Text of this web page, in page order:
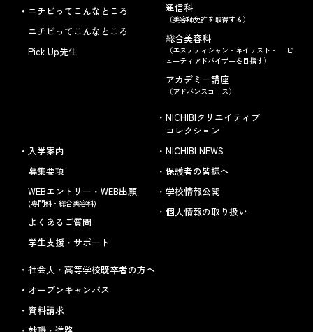
ニチビってこんなところ
ニチビってこんなところ
Pick Up先生
通信科
（美容師免許を取得する）
総合美容科
（エステティシャン・ネイリスト・ ビ
ューティアドバイザーを目指す）
アカデミー講座
（アドバンスコース）
NICHIBIクリエイティブ
コレクション
入学案内
募集要項
WEBエントリー・WEB出願
(専門科・総合美容科)
よくあるご質問
学生支援・サポート
社会人・高等学校既卒者の方へ
オープンキャンパス
資料請求
NICHIBI NEWS
保護者の皆様へ
学校情報公開
個人情報の取り扱い